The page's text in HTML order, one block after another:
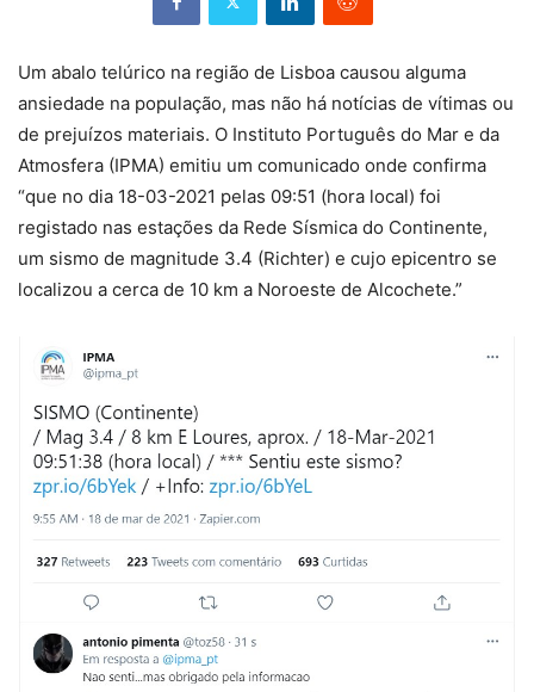
Um abalo telúrico na região de Lisboa causou alguma
ansiedade na população, mas não há notícias de vítimas ou
de prejuízos materiais. O Instituto Português do Mar e da
Atmosfera (IPMA) emitiu um comunicado onde confirma
“que no dia 18-03-2021 pelas 09:51 (hora local) foi
registado nas estações da Rede Sísmica do Continente,
um sismo de magnitude 3.4 (Richter) e cujo epicentro se
localizou a cerca de 10 km a Noroeste de Alcochete.”